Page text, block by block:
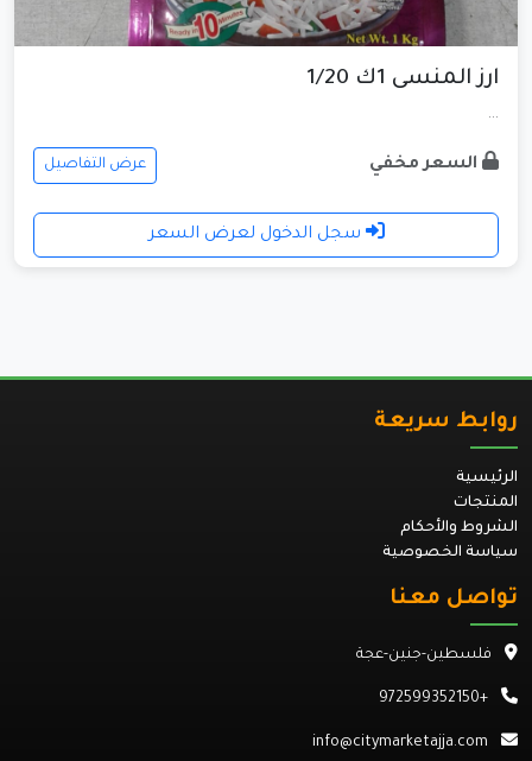
ارز المنسى 1ك 1/20
...
السعر مخفي عرض التفاصيل
سجل الدخول لعرض السعر
روابط سريعة
الرئيسية
المنتجات
الشروط والأحكام
سياسة الخصوصية
تواصل معنا
فلسطين-جنين-عجة
+972599352150